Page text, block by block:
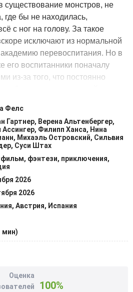
существование монстров, не
где бы не находилась,
с ног на голову. За такое
исключают из нормальной
перевоспитания. Но в
его воспитанники поначалу
из-за того, что постоянно
будто у них тут вечный
монстров, её радость
Вместе с тем девочка
что она человек. Монстры на
и считают их опасными
доверять. Миа хочет
чудовищами, доказать, что
по натуре. Но для того, чтобы
мира, ей нужно сперва
завоевать доверие, в первую
Фелс
Гартнер, Верена Альтенбергер,
Филипп Ханса, Нина
Михаэль Островский, Сильвия
Суси Штах
фэнтези, приключения,
2026
2026
Австрия, Испания
мин)
Оценка
100%